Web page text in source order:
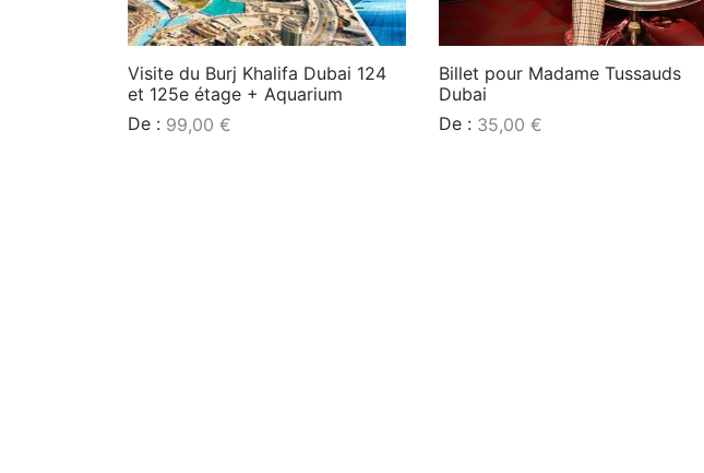
Visite du Burj Khalifa Dubai 124
et 125e étage + Aquarium
De : 99,00 €
Billet pour Madame Tussauds
Dubai
De : 35,00 €